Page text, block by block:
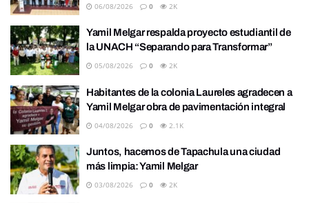
06/08/2026 0 2K
Yamil Melgar respalda proyecto estudiantil de
la UNACH “Separando para Transformar”
05/08/2026 0 2K
Habitantes de la colonia Laureles agradecen a
Yamil Melgar obra de pavimentación integral
04/08/2026 0 2.1K
Juntos, hacemos de Tapachula una ciudad
más limpia: Yamil Melgar
03/08/2026 0 2K